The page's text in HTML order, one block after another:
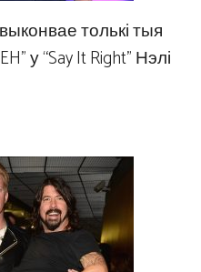
толькі тыя
у “Say It Right” Нэлі